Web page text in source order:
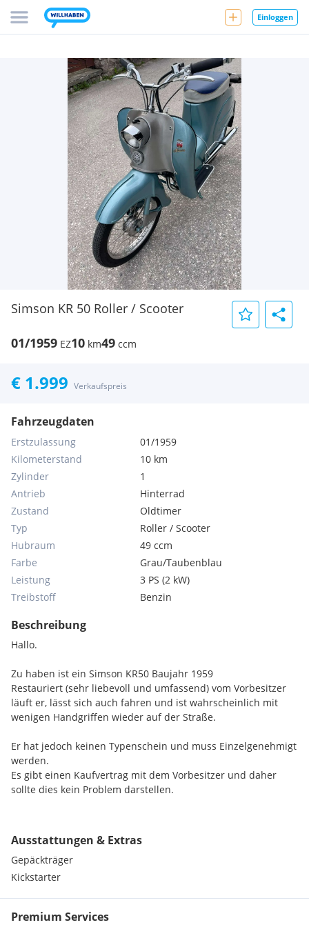
Einloggen
Simson KR 50 Roller / Scooter
01/1959 EZ10 km49 ccm
€ 1.999 Verkaufspreis
Fahrzeugdaten
Erstzulassung
01/1959
Kilometerstand
10 km
Zylinder
1
Antrieb
Hinterrad
Zustand
Oldtimer
Typ
Roller / Scooter
Hubraum
49 ccm
Farbe
Grau/Taubenblau
Leistung
3 PS (2 kW)
Treibstoff
Benzin
Beschreibung
Hallo.
Zu haben ist ein Simson KR50 Baujahr 1959
Restauriert (sehr liebevoll und umfassend) vom Vorbesitzer
läuft er, lässt sich auch fahren und ist wahrscheinlich mit
wenigen Handgriffen wieder auf der Straße.
Er hat jedoch keinen Typenschein und muss Einzelgenehmigt
werden.
Es gibt einen Kaufvertrag mit dem Vorbesitzer und daher
sollte dies kein Problem darstellen.
noch einige Teile besorgt (Keder, Benzinhahn mit
abnehmbarem Hebel,…), habe mir nun jedoch eine Puch
angeschafft zumal hier die „Schrauber-Comunity“ auch
vorhanden ist. Schade um dieses Stück DDR Geschichte.
Fahrzeug ordnungsgemäß instandzusetzen bzw. zu
Ausstattungen & Extras
Gepäckträger
Kickstarter
Premium Services